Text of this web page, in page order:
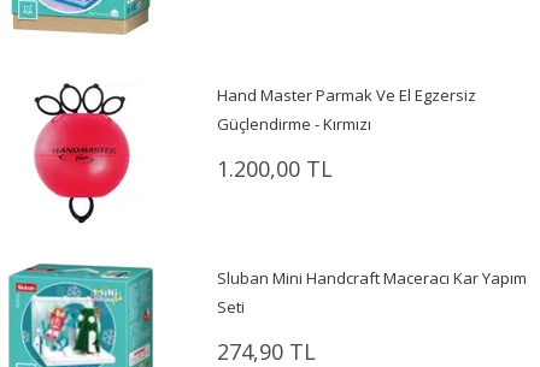
Hand Master Parmak Ve El Egzersiz
Güçlendirme - Kırmızı
1.200,00 TL
Sluban Mini Handcraft Maceracı Kar Yapım
Seti
274,90 TL